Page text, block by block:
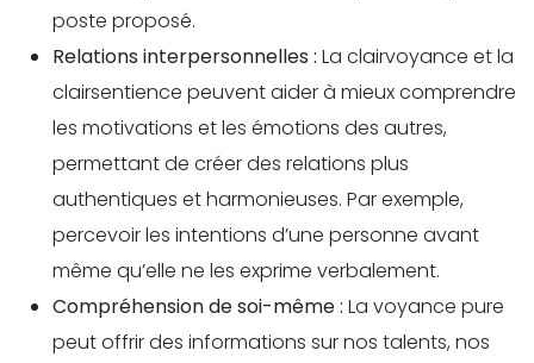
poste proposé.
Relations interpersonnelles : La clairvoyance et la
clairsentience peuvent aider à mieux comprendre
les motivations et les émotions des autres,
permettant de créer des relations plus
authentiques et harmonieuses. Par exemple,
percevoir les intentions d’une personne avant
même qu’elle ne les exprime verbalement.
Compréhension de soi-même : La voyance pure
peut offrir des informations sur nos talents, nos